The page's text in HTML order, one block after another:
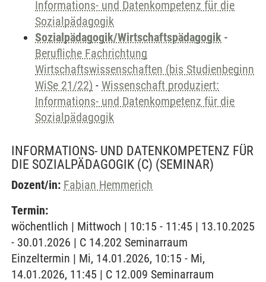
Informations- und Datenkompetenz für die
Sozialpädagogik
Sozialpädagogik/Wirtschaftspädagogik -
Berufliche Fachrichtung
Wirtschaftswissenschaften (bis Studienbeginn
WiSe 21/22) - Wissenschaft produziert:
Informations- und Datenkompetenz für die
Sozialpädagogik
INFORMATIONS- UND DATENKOMPETENZ FÜR
DIE SOZIALPÄDAGOGIK (C) (SEMINAR)
Dozent/in: Fabian Hemmerich
Termin:
wöchentlich | Mittwoch | 10:15 - 11:45 | 13.10.2025
- 30.01.2026 | C 14.202 Seminarraum
Einzeltermin | Mi, 14.01.2026, 10:15 - Mi,
14.01.2026, 11:45 | C 12.009 Seminarraum